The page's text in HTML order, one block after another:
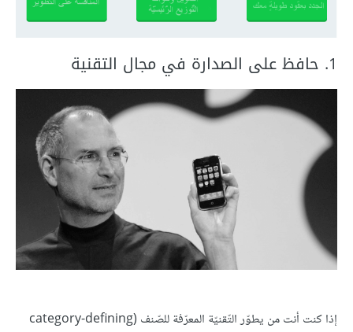
1. حافظ على الصدارة في مجال التقنية
إذا كنت أنت من يطوّر التّقنيّة المعرّفة للصّنف (category-defining